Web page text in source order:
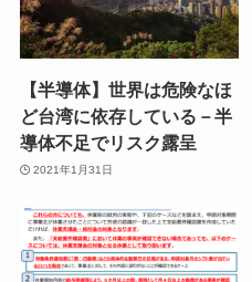
【半導体】世界は危険なほ
ど台湾に依存している－半
導体不足でリスク露呈
2021年1月31日